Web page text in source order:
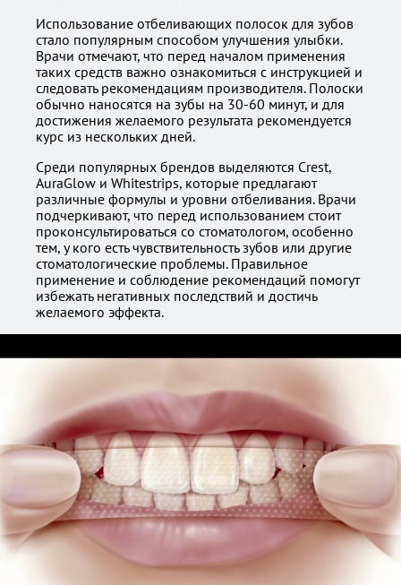
Использование отбеливающих полосок для зубов
стало популярным способом улучшения улыбки.
Врачи отмечают, что перед началом применения
таких средств важно ознакомиться с инструкцией и
следовать рекомендациям производителя. Полоски
обычно наносятся на зубы на 30-60 минут, и для
достижения желаемого результата рекомендуется
курс из нескольких дней.
Среди популярных брендов выделяются Crest,
AuraGlow и Whitestrips, которые предлагают
различные формулы и уровни отбеливания. Врачи
подчеркивают, что перед использованием стоит
проконсультироваться со стоматологом, особенно
тем, у кого есть чувствительность зубов или другие
стоматологические проблемы. Правильное
применение и соблюдение рекомендаций помогут
избежать негативных последствий и достичь
желаемого эффекта.